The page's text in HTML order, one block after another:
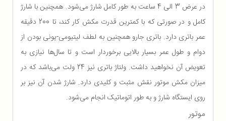
در عرض 3 الی 4 ساعت به طور کامل شارژ می‌شود. همچنین با شارژ
کامل و در صورتی که با کمترین قدرت مکش کار کند، تا 200 دقیقه
عمر باتری دارد. باتری جارو همچنین به لطف لیتیومی-یونی بودن از
دوام و طول عمر بسیار بالایی برخوردار است و تا سال‌ها نیازی به
تعویض آن نخواهید داشت. ولتاژ باتری نیز 24 ولت می‌باشد که در
میزان مکش موتور نقش مثبت و کلیدی دارد. شارژ شدن آن نیز بر
روی ایستگاه شارژ و به طور اتوماتیک انجام می‌شود.
موتور